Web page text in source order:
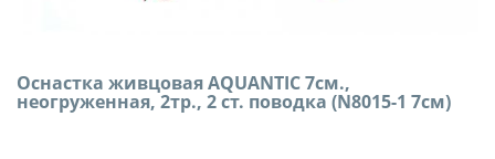
Оснастка живцовая AQUANTIC 7см.,
неогруженная, 2тр., 2 ст. поводка (N8015-1 7см)